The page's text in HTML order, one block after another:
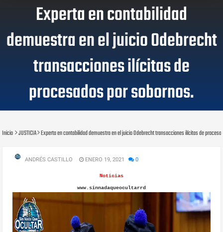
Experta en contabilidad
demuestra en el juicio Odebrecht
transacciones ilícitas de
procesados por sobornos.
Inicio JUSTICIA Experta en contabilidad demuestra en el juicio Odebrecht transacciones ilícitas de
ANDRÉS CASTILLO ENERO 19, 2021 0
Noticias
www.sinnadaqueocultarrd